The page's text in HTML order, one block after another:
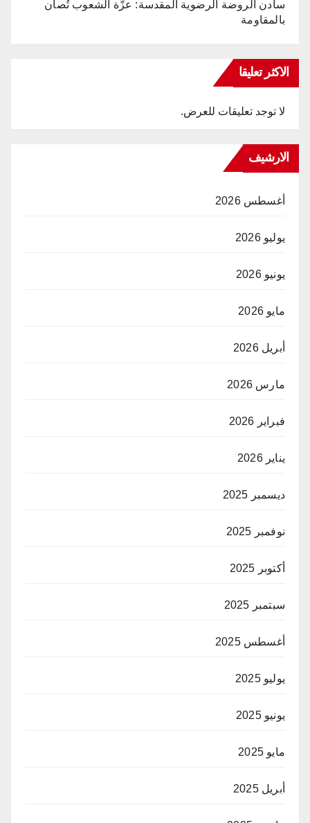
سادن الروضة الرضوية المقدسة: عزّة الشعوب تُصان
بالمقاومة
الاكثر تعليقا
لا توجد تعليقات للعرض.
الارشيف
أغسطس 2026
يوليو 2026
يونيو 2026
مايو 2026
أبريل 2026
مارس 2026
فبراير 2026
يناير 2026
ديسمبر 2025
نوفمبر 2025
أكتوبر 2025
سبتمبر 2025
أغسطس 2025
يوليو 2025
يونيو 2025
مايو 2025
أبريل 2025